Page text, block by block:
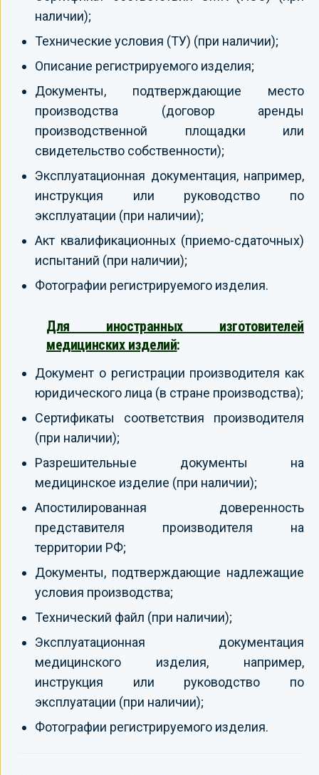
наличии);
Технические условия (ТУ) (при наличии);
Описание регистрируемого изделия;
Документы, подтверждающие место
производства (договор аренды
производственной площадки или
свидетельство собственности);
Эксплуатационная документация, например,
инструкция или руководство по
эксплуатации (при наличии);
Акт квалификационных (приемо-сдаточных)
испытаний (при наличии);
Фотографии регистрируемого изделия.
Для иностранных изготовителей
медицинских изделий:
Документ о регистрации производителя как
юридического лица (в стране производства);
Сертификаты соответствия производителя
(при наличии);
Разрешительные документы на
медицинское изделие (при наличии);
Апостилированная доверенность
представителя производителя на
территории РФ;
Документы, подтверждающие надлежащие
условия производства;
Технический файл (при наличии);
Эксплуатационная документация
медицинского изделия, например,
инструкция или руководство по
эксплуатации (при наличии);
Фотографии регистрируемого изделия.